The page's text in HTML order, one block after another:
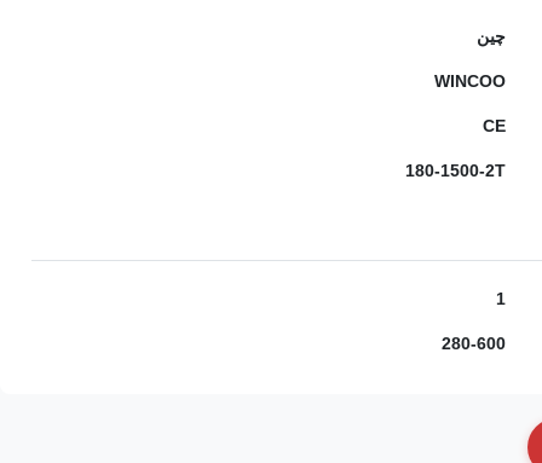
چین
WINCOO
CE
180-1500-2T
1
280-600